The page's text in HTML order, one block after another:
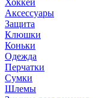
Хоккей
Аксессуары
Защита
Клюшки
Коньки
Одежда
Перчатки
Сумки
Шлемы